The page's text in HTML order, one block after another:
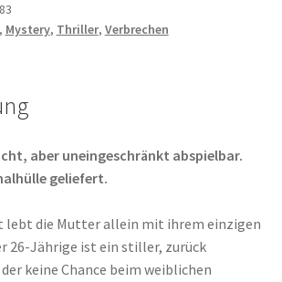
, Mystery, Thriller, Verbrechen
aber uneingeschränkt abspielbar.
geliefert.
lebt die Mutter allein mit ihrem einzigen
26-Jährige ist ein stiller, zurück
keine Chance beim weiblichen